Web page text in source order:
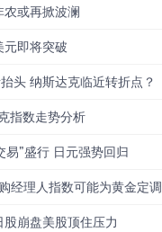
农或再掀波澜
即将突破
头 纳斯达克临近转折点？
指数走势分析
易”盛行 日元强势回归
经理人指数可能为黄金定调
崩盘美股顶住压力